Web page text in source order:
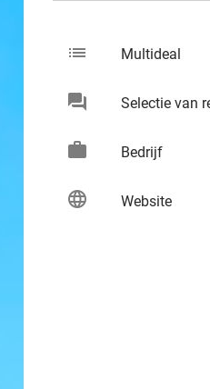
list Multideal
chat Selectie van
work Bedrijf
language Website